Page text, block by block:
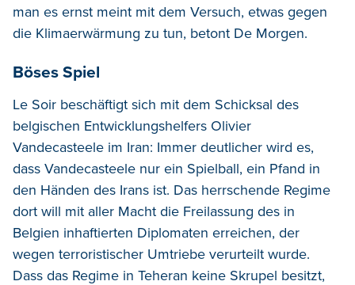
man es ernst meint mit dem Versuch, etwas gegen
die Klimaerwärmung zu tun, betont De Morgen.
Böses Spiel
Le Soir beschäftigt sich mit dem Schicksal des
belgischen Entwicklungshelfers Olivier
Vandecasteele im Iran: Immer deutlicher wird es,
dass Vandecasteele nur ein Spielball, ein Pfand in
den Händen des Irans ist. Das herrschende Regime
dort will mit aller Macht die Freilassung des in
Belgien inhaftierten Diplomaten erreichen, der
wegen terroristischer Umtriebe verurteilt wurde.
Dass das Regime in Teheran keine Skrupel besitzt,